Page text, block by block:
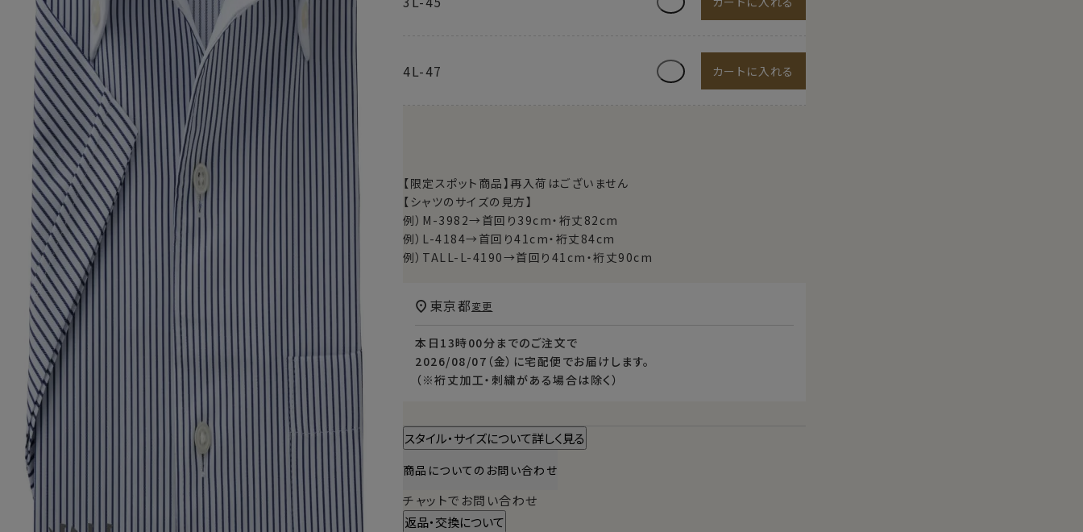
4L-47 カートに入れる
【限定スポット商品】再入荷はございません
【シャツのサイズの見方】
例）M-3982→首回り39cm・裄丈82cm
例）L-4184→首回り41cm・裄丈84cm
例）TALL-L-4190→首回り41cm・裄丈90cm
本日 13時00分 までのご注文で
2026/08/07（金） に宅配便 でお届けします。
（※裄丈加工・刺繍がある場合は除く）
東京都変更
スタイル・サイズについて詳しく見る
商品についてのお問い合わせ
チャットでお問い合わせ
返品・交換について